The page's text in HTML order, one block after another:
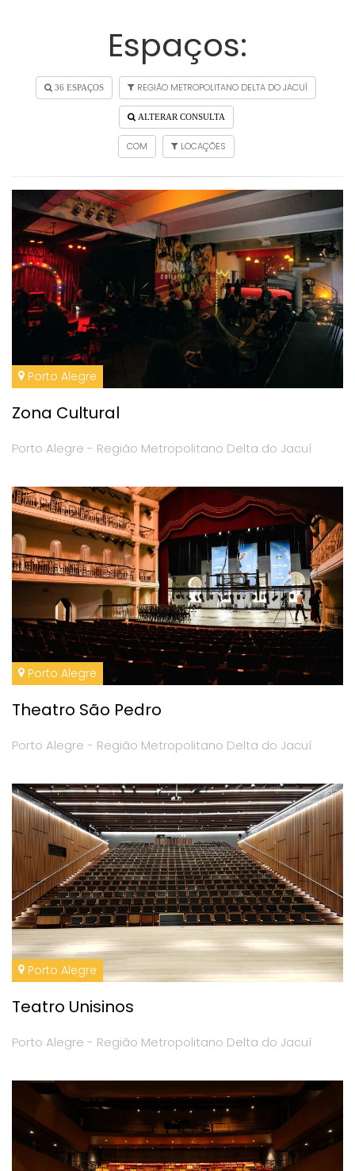
Espaços:
36 ESPAÇOS REGIÃO METROPOLITANO DELTA DO JACUÍ
ALTERAR CONSULTA
COM LOCAÇÕES
Porto Alegre
Zona Cultural
Porto Alegre - Região Metropolitano Delta do Jacuí
Porto Alegre
Theatro São Pedro
Porto Alegre - Região Metropolitano Delta do Jacuí
Porto Alegre
Teatro Unisinos
Porto Alegre - Região Metropolitano Delta do Jacuí